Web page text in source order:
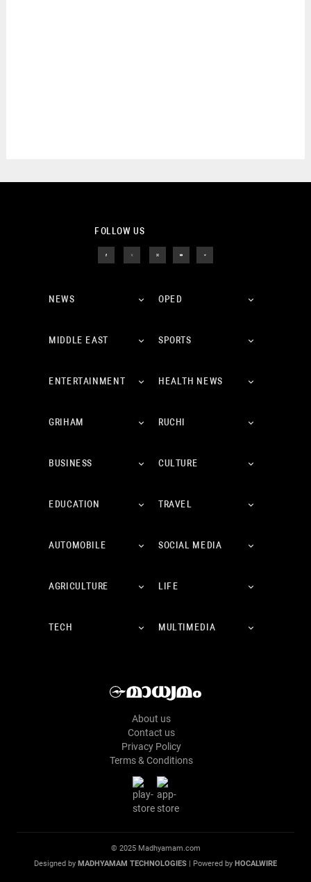
FOLLOW US
NEWS OPED
MIDDLE EAST SPORTS
ENTERTAINMENT HEALTH NEWS
GRIHAM RUCHI
BUSINESS CULTURE
EDUCATION TRAVEL
AUTOMOBILE SOCIAL MEDIA
AGRICULTURE LIFE
TECH MULTIMEDIA
About us
Contact us
Privacy Policy
Terms & Conditions
© 2025 Madhyamam.com
Designed by MADHYAMAM TECHNOLOGIES | Powered by HOCALWIRE